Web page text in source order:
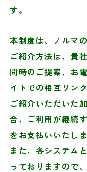
す。
本制度は、ノルマ
ご紹介方法は、貴
問時のご提案、お電
イトでの相互リン
ご紹介いただいた
合、ご利用が継続す
をお支払いいたしま
また、各システム
っておりますので